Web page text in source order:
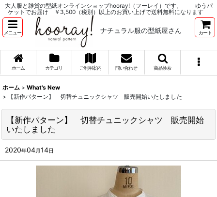
大人服と雑貨の型紙オンラインショップhooray!（フーレイ）です。 ゆうパ
ケットでお届け ￥3,500（税別）以上のお買い上げで送料無料になります
メニュー ナチュラル服の型紙屋さん カート
ホーム カテゴリ ご利用案内 問い合わせ 商品検索
ホーム > What's New
>
【新作パターン】 切替チュニックシャツ 販売開始いたしました
【新作パターン】 切替チュニックシャツ 販売開始
いたしました
2020年04月14日